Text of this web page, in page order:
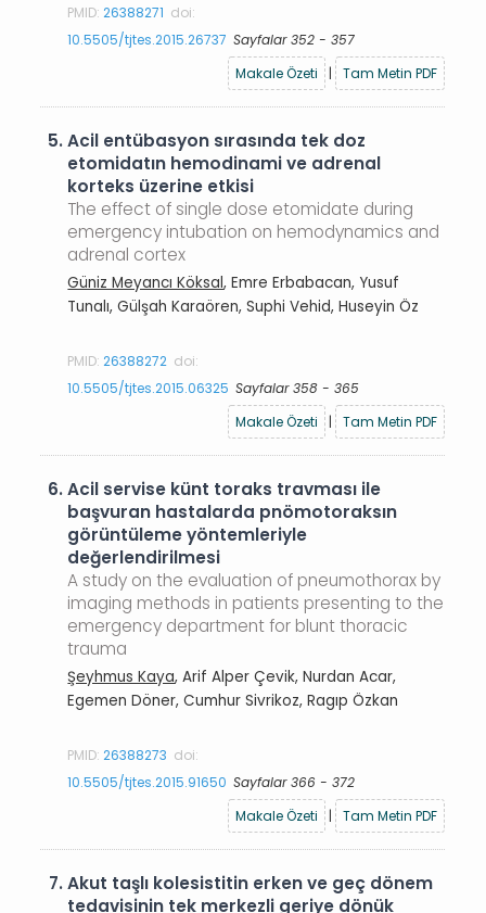
PMID:26388271 doi:
10.5505/tjtes.2015.26737 Sayfalar 352 - 357
Makale Özeti
| Tam Metin PDF
5.Acil entübasyon sırasında tek doz
etomidatın hemodinami ve adrenal
korteks üzerine etkisi
The effect of single dose etomidate during
emergency intubation on hemodynamics and
adrenal cortex
Güniz Meyancı Köksal, Emre Erbabacan, Yusuf
Tunalı, Gülşah Karaören, Suphi Vehid, Huseyin Öz
PMID:26388272 doi:
10.5505/tjtes.2015.06325 Sayfalar 358 - 365
Makale Özeti
| Tam Metin PDF
6.Acil servise künt toraks travması ile
başvuran hastalarda pnömotoraksın
görüntüleme yöntemleriyle
değerlendirilmesi
A study on the evaluation of pneumothorax by
imaging methods in patients presenting to the
emergency department for blunt thoracic
trauma
Şeyhmus Kaya, Arif Alper Çevik, Nurdan Acar,
Egemen Döner, Cumhur Sivrikoz, Ragıp Özkan
PMID:26388273 doi:
10.5505/tjtes.2015.91650 Sayfalar 366 - 372
Makale Özeti
| Tam Metin PDF
7.Akut taşlı kolesistitin erken ve geç dönem
tedavisinin tek merkezli geriye dönük